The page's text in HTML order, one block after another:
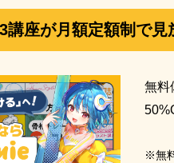
講座が月額定額制で見
無料
※無